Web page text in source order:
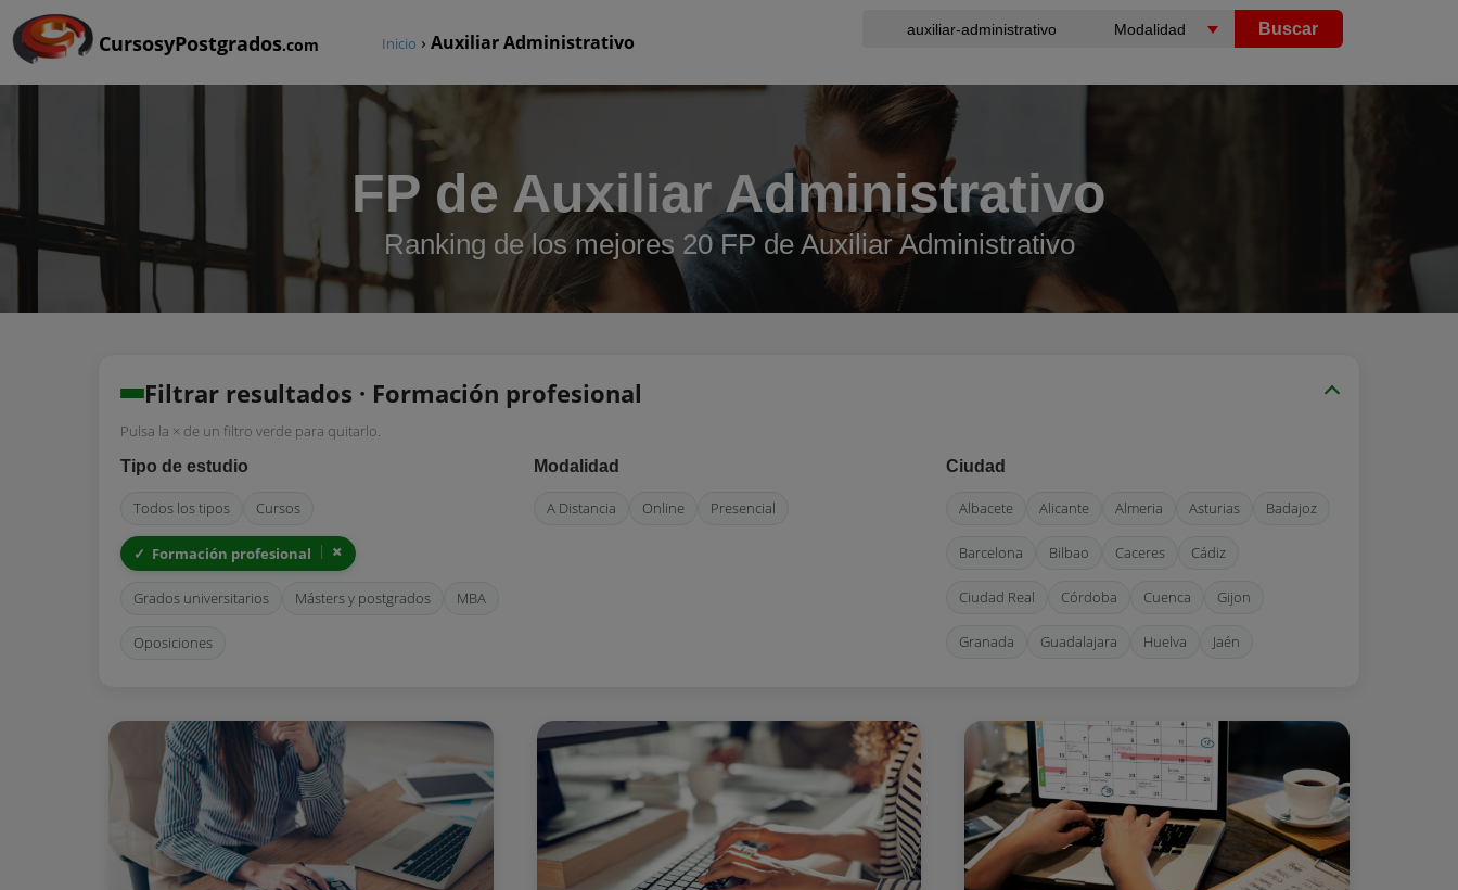
CursosyPostgrados.com
Buscar
Inicio › Auxiliar Administrativo
FP de Auxiliar Administrativo
Ranking de los mejores 20 FP de Auxiliar Administrativo
Filtrar resultados · Formación profesional
Pulsa la × de un filtro verde para quitarlo.
Tipo de estudio
Todos los tipos Cursos
Formación profesional
Grados universitarios Másters y postgrados MBA
Oposiciones
Modalidad
A Distancia Online Presencial
Ciudad
Albacete Alicante Almeria Asturias Badajoz
Barcelona Bilbao Caceres Cádiz
Ciudad Real Córdoba Cuenca Gijon
Granada Guadalajara Huelva Jaén
Murcia Navarra Orense Oviedo
Palma de Mallorca Pontevedra Sabadell
San Sebastian Santander Sevilla Tarragona
Toledo Valencia Valladolid Vigo Zaragoza